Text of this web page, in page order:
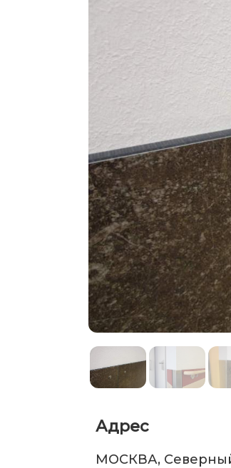
Адрес
МОСКВА,